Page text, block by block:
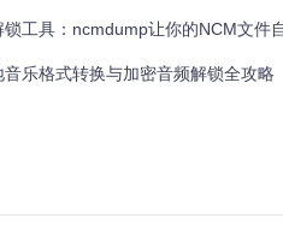
工具：ncmdump让你的NCM文件自由
乐格式转换与加密音频解锁全攻略